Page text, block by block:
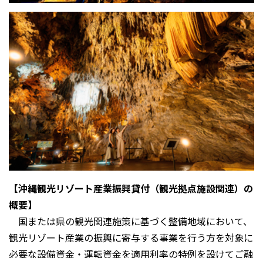
【沖縄観光リゾート産業振興貸付（観光拠点施設関連）の
概要】
国または県の観光関連施策に基づく整備地域において、
観光リゾート産業の振興に寄与する事業を行う方を対象に
必要な設備資金・運転資金を適用利率の特例を設けてご融